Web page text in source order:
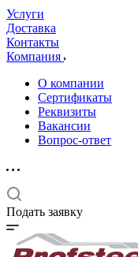
Услуги
Доставка
Контакты
Компания
О компании
Сертификаты
Реквизиты
Вакансии
Вопрос-ответ
Подать заявку